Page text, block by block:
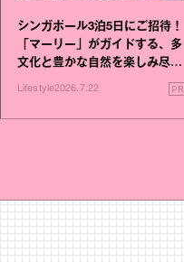
シンガポール3泊5日にご招待！
「マーリー」がガイドする、多
文化と豊かな自然を楽しみ尽く
Lifestyle2026.7.22 PR